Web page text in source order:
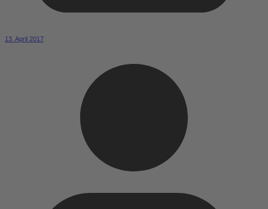
13. April 2017